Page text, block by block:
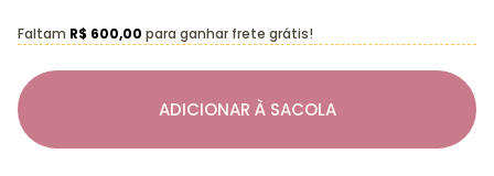
ADICIONAR À SACOLA
Faltam R$ 600,00 para ganhar frete grátis!